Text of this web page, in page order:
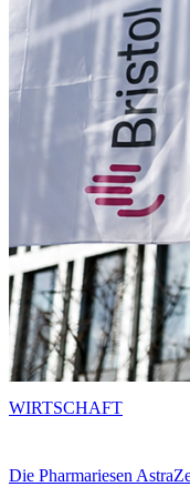
Die Pharmariesen
WIRTSCHAFT